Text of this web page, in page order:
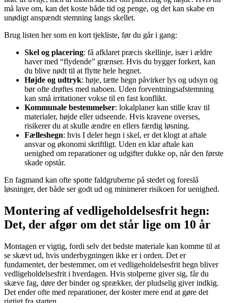
må lave om, kan det koste både tid og penge, og det kan skabe en
unødigt anspændt stemning langs skellet.
Brug listen her som en kort tjekliste, før du går i gang:
Skel og placering: få afklaret præcis skellinje, især i ældre
haver med “flydende” grænser. Hvis du bygger forkert, kan
du blive nødt til at flytte hele hegnet.
Højde og udtryk: høje, tætte hegn påvirker lys og udsyn og
bør ofte drøftes med naboen. Uden forventningsafstemning
kan små irritationer vokse til en fast konflikt.
Kommunale bestemmelser: lokalplaner kan stille krav til
materialer, højde eller udseende. Hvis kravene overses,
risikerer du at skulle ændre en ellers færdig løsning.
Fælleshegn: hvis I deler hegn i skel, er det klogt at aftale
ansvar og økonomi skriftligt. Uden en klar aftale kan
uenighed om reparationer og udgifter dukke op, når den første
skade opstår.
En fagmand kan ofte spotte faldgruberne på stedet og foreslå
løsninger, der både ser godt ud og minimerer risikoen for uenighed.
Montering af vedligeholdelsesfrit hegn:
Det, der afgør om det står lige om 10 år
Montagen er vigtig, fordi selv det bedste materiale kan komme til at
se skævt ud, hvis underbygningen ikke er i orden. Det er
fundamentet, der bestemmer, om et vedligeholdelsesfrit hegn bliver
vedligeholdelsesfrit i hverdagen. Hvis stolperne giver sig, får du
skæve fag, døre der binder og sprækker, der pludselig giver indkig.
Det ender ofte med reparationer, der koster mere end at gøre det
rigtigt fra starten.